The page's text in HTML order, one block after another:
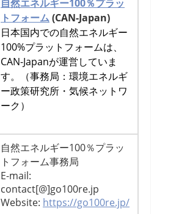
自然エネルギー100％プラッ
トフォーム(CAN-Japan)
日本国内での自然エネルギー
100%プラットフォームは、
CAN-Japanが運営していま
す。（事務局：環境エネルギ
ー政策研究所・気候ネットワ
ーク）
自然エネルギー100％プラッ
トフォーム事務局
E-mail:
contact[@]go100re.jp
Website: https://go100re.jp/